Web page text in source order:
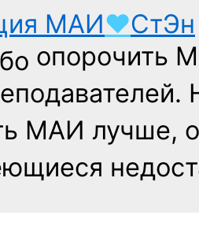
МАИ♥СтЭн
опорочить
МАИ лучше,